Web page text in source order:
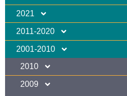
2021
2011-2020
2001-2010
2010
2009